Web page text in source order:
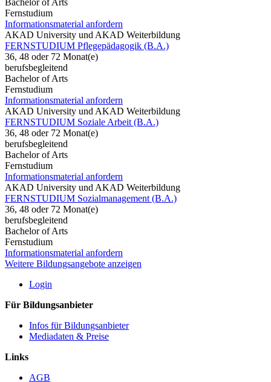
Fernstudium
Informationsmaterial anfordern
AKAD University und AKAD Weiterbildung
FERNSTUDIUM Pflegepädagogik (B.A.)
36, 48 oder 72 Monat(e)
berufsbegleitend
Bachelor of Arts
Fernstudium
Informationsmaterial anfordern
AKAD University und AKAD Weiterbildung
FERNSTUDIUM Soziale Arbeit (B.A.)
36, 48 oder 72 Monat(e)
berufsbegleitend
Bachelor of Arts
Fernstudium
Informationsmaterial anfordern
AKAD University und AKAD Weiterbildung
FERNSTUDIUM Sozialmanagement (B.A.)
36, 48 oder 72 Monat(e)
berufsbegleitend
Bachelor of Arts
Fernstudium
Informationsmaterial anfordern
Weitere Bildungsangebote anzeigen
Login
Für Bildungsanbieter
Infos für Bildungsanbieter
Mediadaten & Preise
Links
AGB